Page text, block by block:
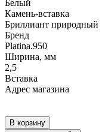
Белый
Камень-вставка
Бриллиант природный
Бренд
Platina.950
Ширина, мм
2,5
Вcтавка
Адрес магазина
В корзину